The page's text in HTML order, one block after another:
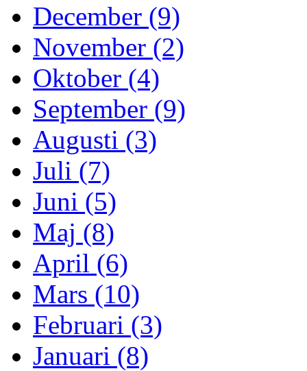
December (9)
November (2)
Oktober (4)
September (9)
Augusti (3)
Juli (7)
Juni (5)
Maj (8)
April (6)
Mars (10)
Februari (3)
Januari (8)